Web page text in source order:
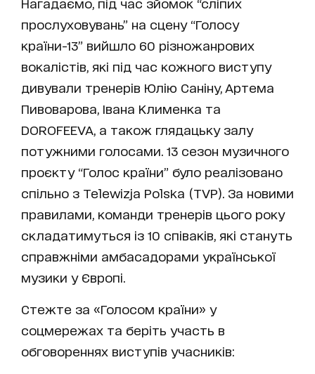
Нагадаємо, під час зйомок “сліпих
прослуховувань” на сцену “Голосу
країни-13” вийшло 60 різножанрових
вокалістів, які під час кожного виступу
дивували тренерів Юлію Саніну, Артема
Пивоварова, Івана Клименка та
DOROFEEVA, а також глядацьку залу
потужними голосами. 13 сезон музичного
проєкту “Голос країни” було реалізовано
спільно з Telewizja Polska (TVP). За новими
правилами, команди тренерів цього року
складатимуться із 10 співаків, які стануть
справжніми амбасадорами української
музики у Європі.
Стежте за «Голосом країни» у
соцмережах та беріть участь в
обговореннях виступів учасників: